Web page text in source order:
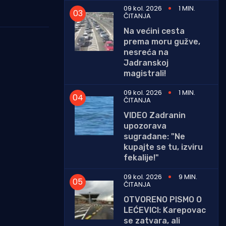
09 kol. 2026 1 MIN.
ČITANJA
Na većini cesta
prema moru gužve,
nesreća na
Jadranskoj
magistrali!
09 kol. 2026
1 MIN.
ČITANJA
VIDEO Zadranin
upozorava
sugrađane: "Ne
kupajte se tu, izviru
fekalije!"
09 kol. 2026
9 MIN.
ČITANJA
OTVORENO PISMO O
LEĆEVICI: Karepovac
se zatvara, ali